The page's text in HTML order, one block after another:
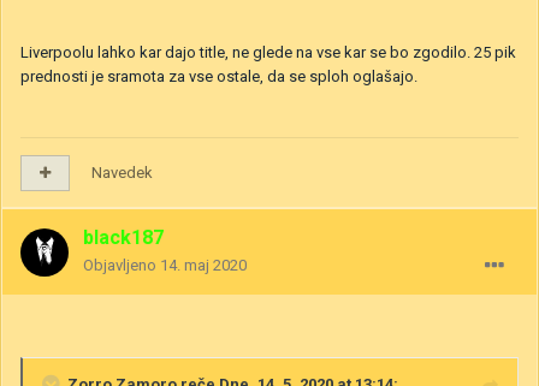
Liverpoolu lahko kar dajo title, ne glede na vse kar se bo zgodilo. 25 pik
prednosti je sramota za vse ostale, da se sploh oglašajo.
Navedek
black187
Objavljeno 14. maj 2020